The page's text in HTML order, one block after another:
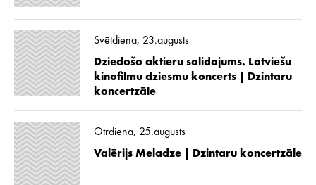
Svētdiena, 23.augusts
Dziedošo aktieru salidojums. Latviešu
kinofilmu dziesmu koncerts | Dzintaru
koncertzāle
Otrdiena, 25.augusts
Valērijs Meladze | Dzintaru koncertzāle